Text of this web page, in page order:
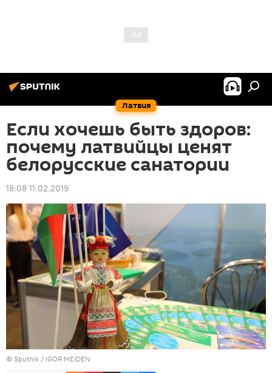
Латвия
Если хочешь быть здоров:
почему латвийцы ценят
белорусские санатории
18:08 11.02.2019
© Sputnik / IGOR MEIDEN